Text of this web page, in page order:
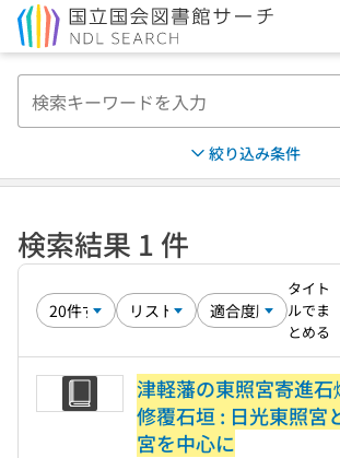
絞り込み条件
検索結果 1 件
タイト
ルでま
とめる
津軽藩の東照宮寄進石
修覆石垣 : 日光東照宮
宮を中心に